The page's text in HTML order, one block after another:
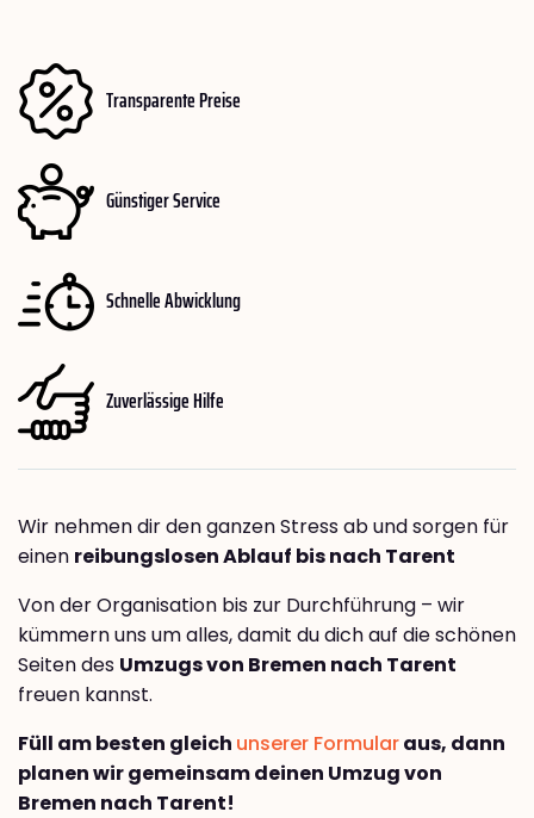
Transparente Preise
Günstiger Service
Schnelle Abwicklung
Zuverlässige Hilfe
Wir nehmen dir den ganzen Stress ab und sorgen für
einen reibungslosen Ablauf bis nach Tarent
Von der Organisation bis zur Durchführung – wir
kümmern uns um alles, damit du dich auf die schönen
Seiten des Umzugs von Bremen nach Tarent
freuen kannst.
Füll am besten gleich unserer Formularaus, dann
planen wir gemeinsam deinen Umzug von
Bremen nach Tarent!